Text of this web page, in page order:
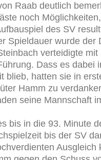
Raab deutlich
noch
des SV
Spieldauer wurde der
verteidigte mit
Dass es dabei
blieb, hatten sie in
Hamm zu
seine Mannschaft
bis in die 93. Minute
bis der SV
Ausgleich